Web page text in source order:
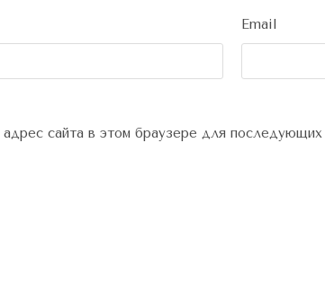
Email
сайта в этом браузере для последующих